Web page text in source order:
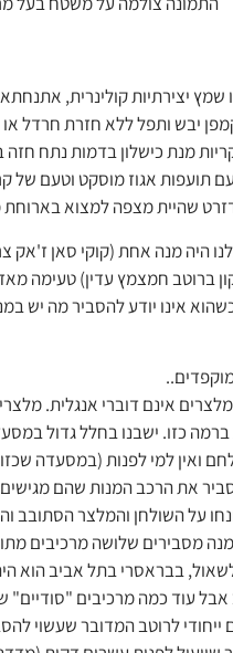
יצירתיות קולינרית, אתנחתא
יבש ותפל ללא חזרת חרדל
מנת כישלון בדמות נתח חזה
תועפות אגוז מוסקט וטעם של
דזרט שהיית מצפה למצוא בארוחת
היה מנה אחת (קוקי סאן ז'אק
ברוטב חמצמץ עדין) טעימה
אינו יודע להסביר מה יש
אינם דוברי אנגלית.
כזו. ישבנו בחלל גדול
ואין למי לפנות (במסעדה
את הרכב המנות שהם
על השולחן והמלצר הסתובב
מסבירים שלושה מרכיבים
בבראסרי בתל אביב הוא
עוד כמה מרכיבים "סודיים"
לרוטב המדובר שעשוי